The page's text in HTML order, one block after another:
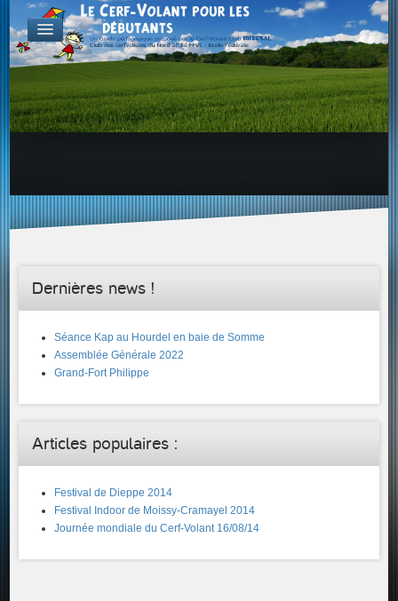
FABRICATION
Exemple d'atelier & de projets
Familles de Cerf-Volant
ENVOL & PILOTAGE
Envol & Aérologie
Dernières news !
Séance Kap au Hourdel en baie de Somme
Assemblée Générale 2022
Grand-Fort Philippe
Articles populaires :
Festival de Dieppe 2014
Festival Indoor de Moissy-Cramayel 2014
Journée mondiale du Cerf-Volant 16/08/14